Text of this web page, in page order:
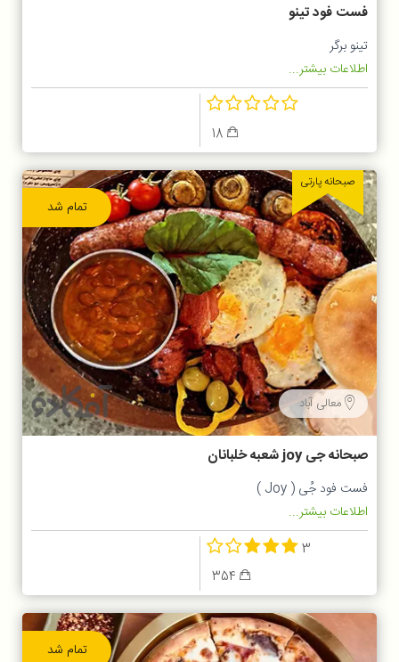
فست فود تینو
تینو برگر
اطلاعات بیشتر...
تمام شد
صبحانه پارتی
معالی آباد
صبحانه جی joy شعبه خلبانان
فست فود جُی ( Joy )
اطلاعات بیشتر...
3
تمام شد